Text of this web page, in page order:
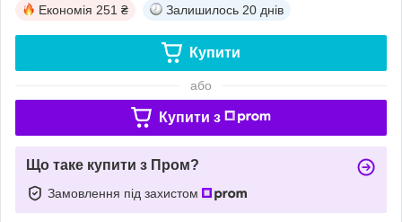
Економія 251 ₴ Залишилось 20 днів
Купити
або
Купити з
Що таке купити з Пром?
Замовлення під захистом